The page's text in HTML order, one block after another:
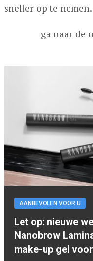
sneller op te nemen.
ga naar de
AANBEVOLEN VOOR U
Let op: nieuwe
Nanobrow
make-up gel